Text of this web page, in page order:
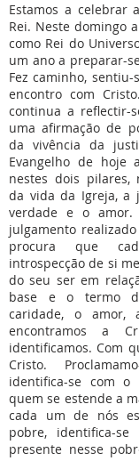
Estamos a celebrar
Rei. Neste domingo
como Rei do
um ano a preparar-
Fez caminho,
encontro com
continua a reflectir-
uma afirmação de
da vivência da
Evangelho de hoje
nestes dois pilares,
da vida da Igreja, a
verdade e o amor.
julgamento
procura que
introspecção de si
do seu ser em
base e o termo
caridade, o amor,
encontramos a
identificamos. Com
Cristo.
identifica-se com
quem se estende a
cada um de nós
pobre, identifica-
presente nesse